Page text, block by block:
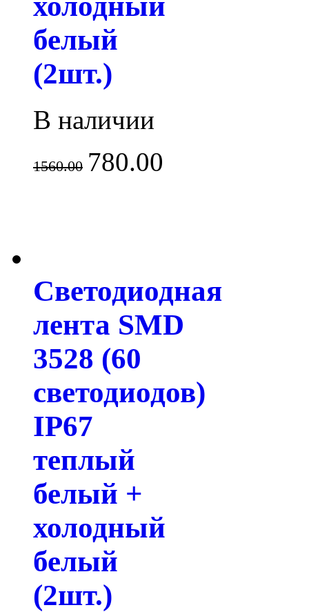
белый
(2шт.)
В наличии
1560.00 780.00
Светодиодная
лента SMD
3528 (60
светодиодов)
IP67
теплый
белый +
холодный
белый
(2шт.)